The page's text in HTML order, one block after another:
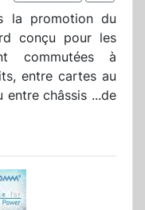
la promotion du
conçu pour les
commutées à
entre cartes au
entre châssis ...de